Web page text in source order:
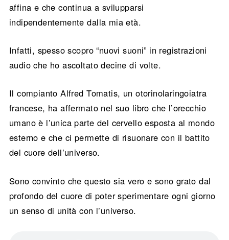
affina e che continua a svilupparsi
indipendentemente dalla mia età.
Infatti, spesso scopro “nuovi suoni” in registrazioni
audio che ho ascoltato decine di volte.
Il compianto Alfred Tomatis, un otorinolaringoiatra
francese, ha affermato nel suo libro che l’orecchio
umano è l’unica parte del cervello esposta al mondo
esterno e che ci permette di risuonare con il battito
del cuore dell’universo.
Sono convinto che questo sia vero e sono grato dal
profondo del cuore di poter sperimentare ogni giorno
un senso di unità con l’universo.